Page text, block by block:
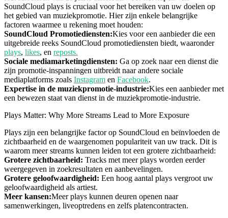
SoundCloud plays is cruciaal voor het bereiken van uw doelen op
het gebied van muziekpromotie. Hier zijn enkele belangrijke
factoren waarmee u rekening moet houden:
SoundCloud Promotiediensten:Kies voor een aanbieder die een
uitgebreide reeks SoundCloud promotiediensten biedt, waaronder
plays, likes, en reposts.
Sociale mediamarketingdiensten: Ga op zoek naar een dienst die
zijn promotie-inspanningen uitbreidt naar andere sociale
mediaplatforms zoals Instagram en Facebook.
Expertise in de muziekpromotie-industrie:Kies een aanbieder met
een bewezen staat van dienst in de muziekpromotie-industrie.
Plays Matter: Why More Streams Lead to More Exposure
Plays zijn een belangrijke factor op SoundCloud en beïnvloeden de
zichtbaarheid en de waargenomen populariteit van uw track. Dit is
waarom meer streams kunnen leiden tot een grotere zichtbaarheid:
Grotere zichtbaarheid: Tracks met meer plays worden eerder
weergegeven in zoekresultaten en aanbevelingen.
Grotere geloofwaardigheid: Een hoog aantal plays vergroot uw
geloofwaardigheid als artiest.
Meer kansen:Meer plays kunnen deuren openen naar
samenwerkingen, liveoptredens en zelfs platencontracten.